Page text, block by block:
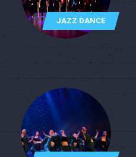
JAZZ DANCE